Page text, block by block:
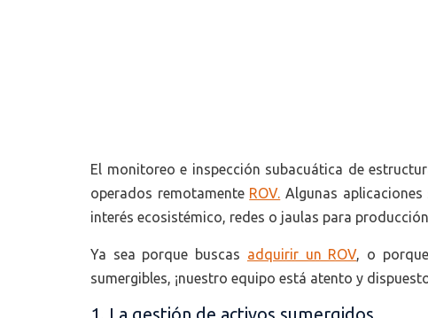
El monitoreo e inspección subacuática de
operados remotamente ROV. Algunas
interés ecosistémico, redes o jaulas para
Ya sea porque buscas adquirir un ROV, o
sumergibles, ¡nuestro equipo está atento y